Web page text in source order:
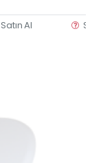
Satın Al